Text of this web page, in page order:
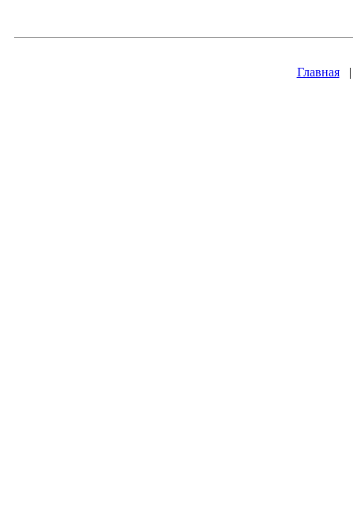
Главная